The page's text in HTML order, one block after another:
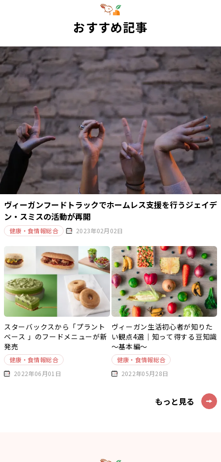
おすすめ記事
ヴィーガンフードトラックでホームレス支援を行うジェイデ
ン・スミスの活動が再開
健康・食情報総合 2023年02月02日
スターバックスから「プラント
ベース 」のフードメニューが新
発売
健康・食情報総合
2022年06月01日
ヴィーガン生活初心者が知りた
い観点4選｜知って得する豆知識
～基本編～
健康・食情報総合
2022年05月28日
もっと見る